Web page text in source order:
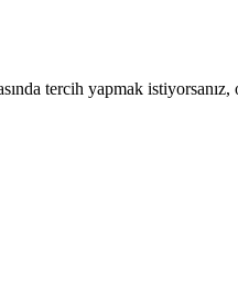
tercih yapmak